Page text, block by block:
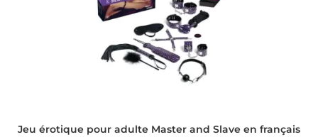
Jeu érotique pour adulte Master and Slave en français